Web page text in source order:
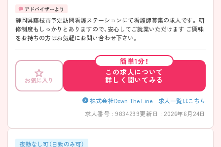
静岡県藤枝市予定訪問看護ステーションにて看護師募集の求人です。 研
修制度もしっかりとありますので、安心してご就業いただけます ご興味
をお持ちの方はお気軽にお問い合わせ下さい。
お気に入り
簡単1分！
この求人について
詳しく聞いてみる
株式会社Down The Line 求人一覧はこちら
求人番号 : 9834299更新日 : 2026年6月24日
夜勤なし可（日勤のみ可）